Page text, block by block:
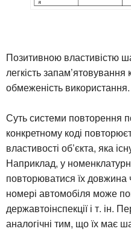
Позитивною властивістю
легкість
обмеженість використання.
Суть системи повторення
конкретному коді
властивості об’єкта, яка
Наприклад, у
повторюватися їх довжина
номері автомобіля може
державтоінспекції і т. ін.
аналогічні тим, що їх має